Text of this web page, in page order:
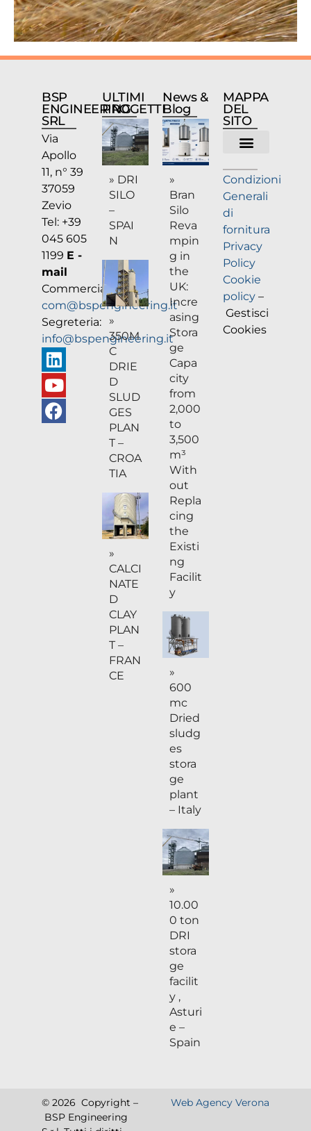
MANGIMI & SEMI
ZUCCHERO & DOCIARIA
DISTILLATI & FERMENTATI
RISO & SOTTOPRODOTTI
AGROALIMENTARE
BSP
ENGINEERING
SRL
Via
Apollo
11, n° 39
37059
Zevio
Tel: +39
045 605
1199 E -
mail
Commerciale:
com@bspengineering.it
Segreteria:
info@bspengineering.it
ULTIMI
PROGETTI
» DRI
SILO
–
SPAI
N
»
350M
C
DRIE
D
SLUD
GES
PLAN
T –
CROA
TIA
»
CALCI
NATE
D
CLAY
PLAN
T –
FRAN
CE
News &
Blog
»
Bran
Silo
Reva
mpin
g in
the
UK:
Incre
asing
Stora
ge
Capa
city
from
2,000
to
3,500
m³
With
out
Repla
cing
the
Existi
ng
Facilit
y
»
600
mc
Dried
sludg
es
stora
ge
plant
– Italy
»
10.00
0 ton
DRI
stora
ge
facilit
y ,
Asturi
e –
Spain
MAPPA
DEL
SITO
Condizioni
Generali
di
fornitura
Privacy
Policy
Cookie
policy –
Gestisci
Cookies
© 2026 Copyright –
BSP Engineering
Web Agency Verona